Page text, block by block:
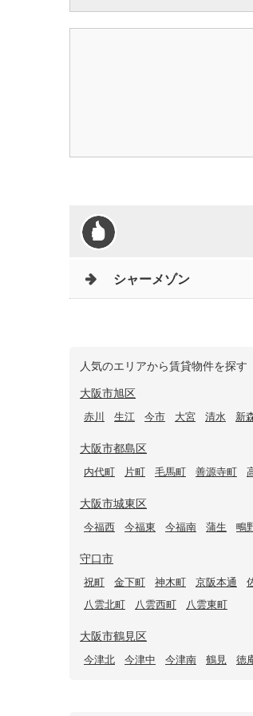
シャーメゾン
人気のエリアから賃貸物件を探す
大阪市旭区
赤川 生江 今市 大宮 清水 新
大阪市都島区
内代町 片町 毛馬町 善源寺町
大阪市城東区
今福西 今福東 今福南 蒲生 鴫
守口市
祝町 金下町 神木町 京阪本通
八雲北町
八雲西町 八雲東町
大阪市鶴見区
今津北 今津中 今津南 鶴見 徳